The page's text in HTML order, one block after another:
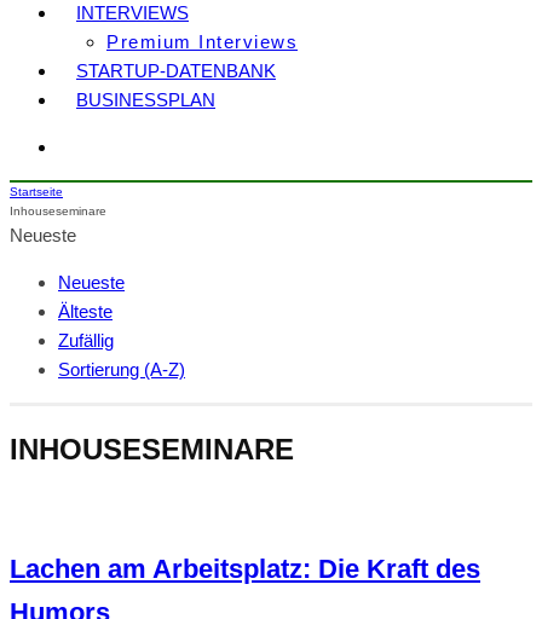
INTERVIEWS
Premium Interviews
STARTUP-DATENBANK
BUSINESSPLAN
Startseite
Inhouseseminare
Neueste
Neueste
Älteste
Zufällig
Sortierung (A-Z)
INHOUSESEMINARE
Lachen am Arbeitsplatz: Die Kraft des
Humors